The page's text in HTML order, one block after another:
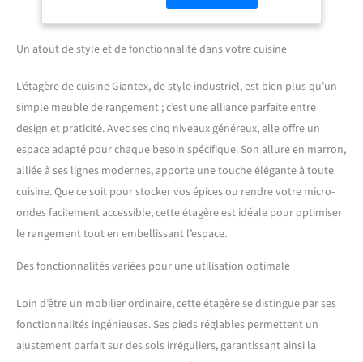
Réglables, Rangement
pour Épices et
Ustensiles
zones améliore l'utilisation
de l'espace et vous permet
également de ranger
parfaitement tous vos
les micro-ondes, les
couverts et les épices.
Bonne capacité de charge :
Fabriquée à partir de tubes
de fer et de panneaux
d'aggloméré, cette étagère
de cuisine a une capacité de
charge maximale de 100 kg ;
les 3 crochets qui
l'accompagnent peuvent
supporter jusqu'à 5 kg
et conviviaux : Cette étagère
de rangement est équipée
de patins antidérapants
réglables en hauteur pour la
Un atout de style et de fonctionnalité dans votre cuisine
L’étagère de cuisine Giantex, de style industriel, est bien plus qu’un
simple meuble de rangement ; c’est une alliance parfaite entre
design et praticité. Avec ses cinq niveaux généreux, elle offre un
espace adapté pour chaque besoin spécifique. Son allure en marron,
alliée à ses lignes modernes, apporte une touche élégante à toute
cuisine. Que ce soit pour stocker vos épices ou rendre votre micro-
ondes facilement accessible, cette étagère est idéale pour optimiser
le rangement tout en embellissant l’espace.
Des fonctionnalités variées pour une utilisation optimale
Loin d’être un mobilier ordinaire, cette étagère se distingue par ses
fonctionnalités ingénieuses. Ses pieds réglables permettent un
ajustement parfait sur des sols irréguliers, garantissant ainsi la